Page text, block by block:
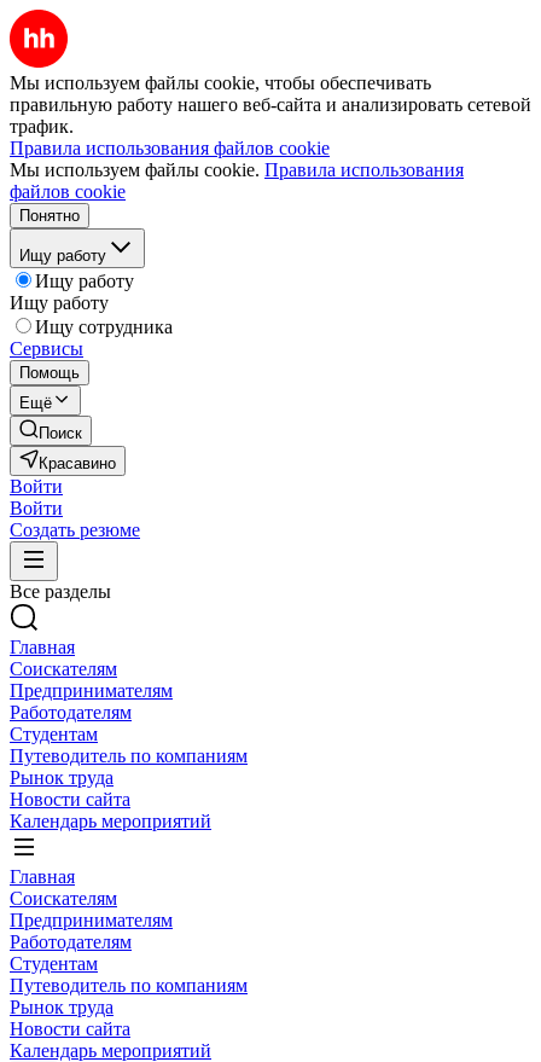
Мы используем файлы cookie, чтобы обеспечивать
правильную работу нашего веб-сайта и анализировать сетевой
трафик.
Правила использования файлов cookie
Мы используем файлы cookie. Правила использования
файлов cookie
Понятно
Ищу работу
Ищу работу
Ищу работу
Ищу сотрудника
Сервисы
Помощь
Ещё
Поиск
Красавино
Войти
Войти
Создать резюме
Все разделы
Главная
Соискателям
Предпринимателям
Работодателям
Студентам
Путеводитель по компаниям
Рынок труда
Новости сайта
Календарь мероприятий
Главная
Соискателям
Предпринимателям
Работодателям
Студентам
Путеводитель по компаниям
Рынок труда
Новости сайта
Календарь мероприятий